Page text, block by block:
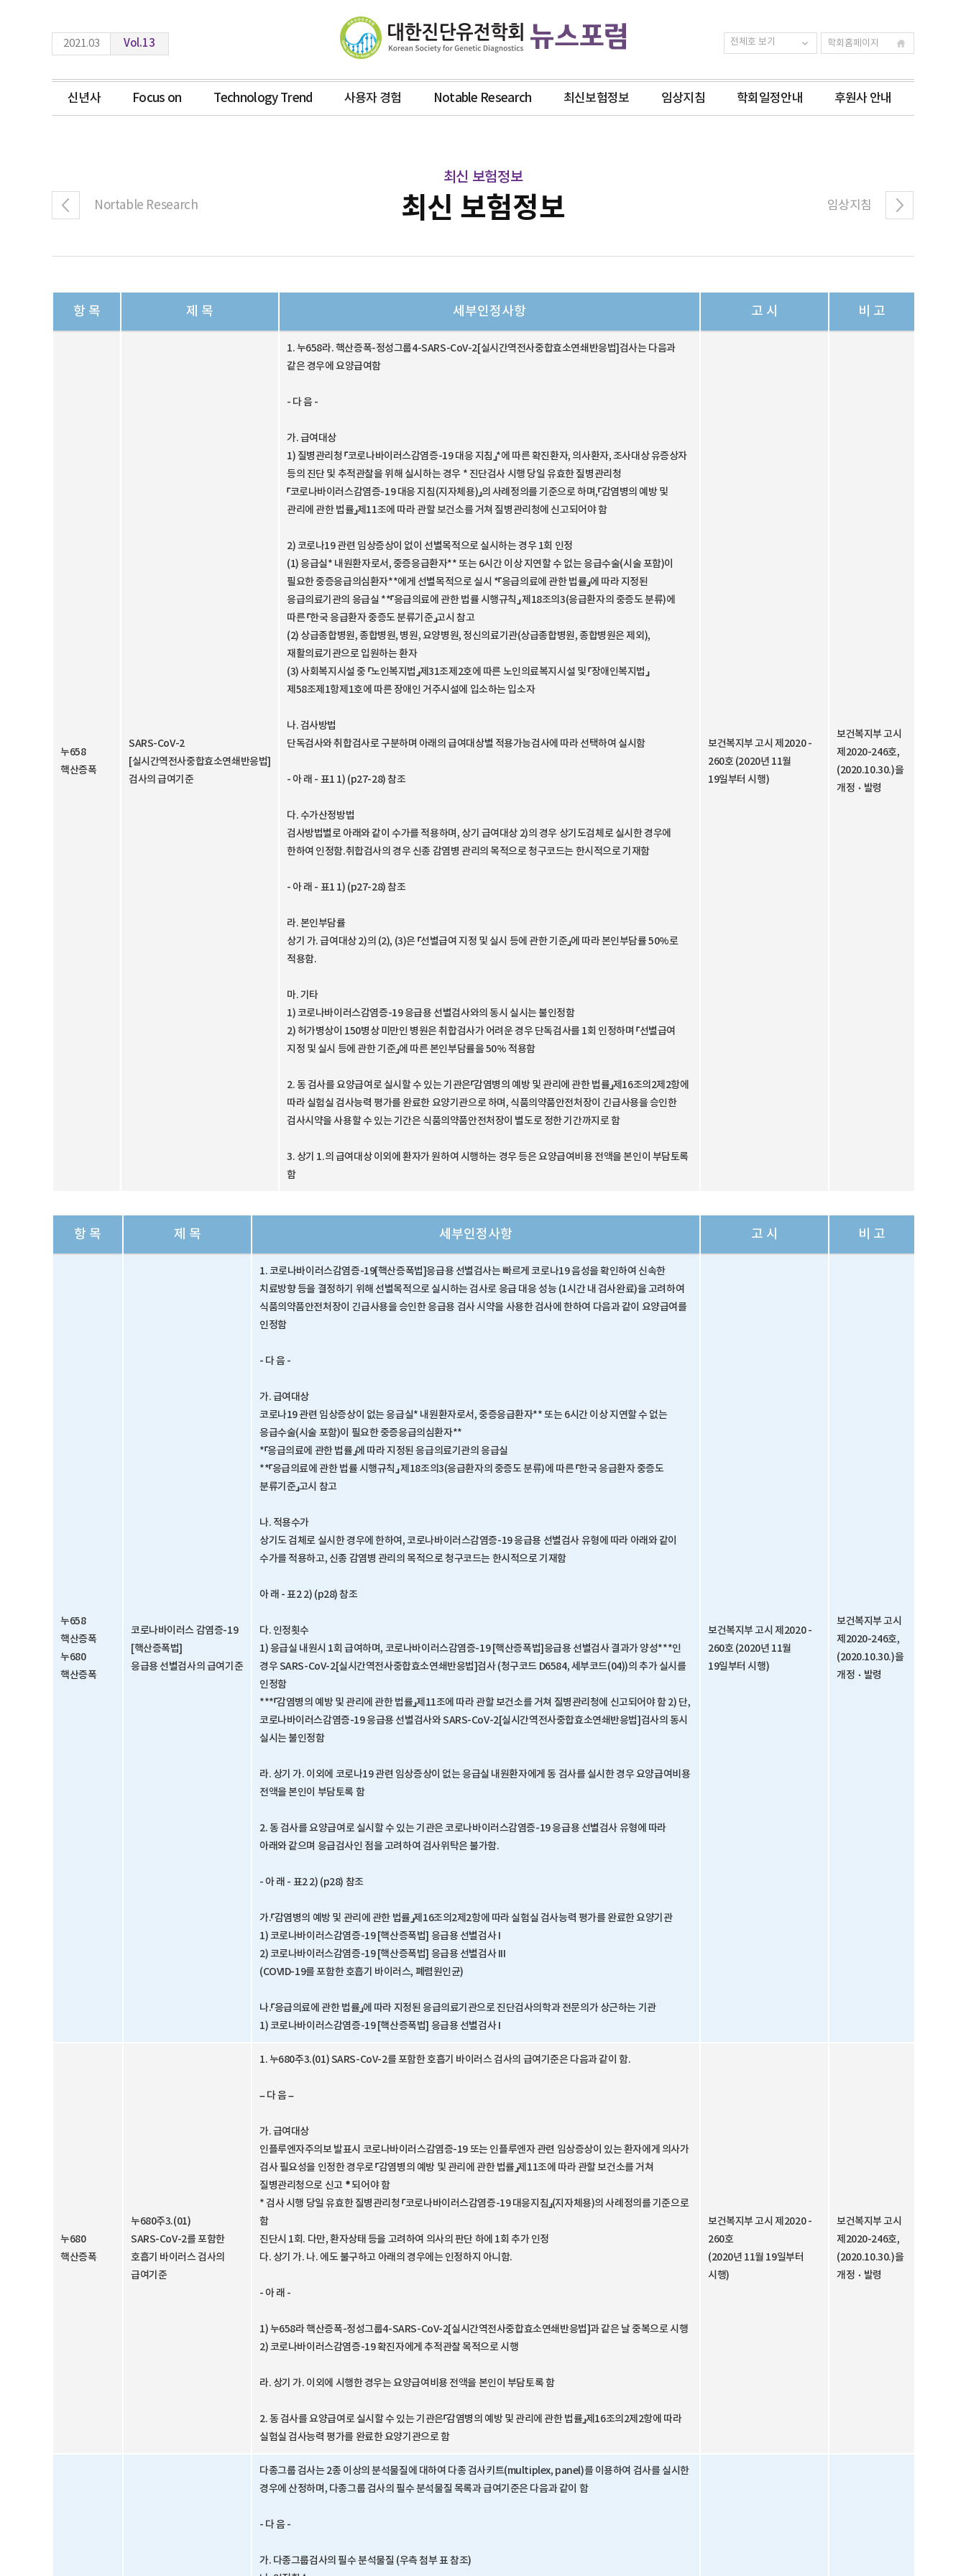
2021.03 Vol.13 전체호 보기 학회홈페이지
신년사 Focus on Technology Trend 사용자 경험 Notable Research 최신보험정보 임상지침 학회일정안내 후원사 안내
최신 보험정보
최신 보험정보
Nortable Research 임상지침
항 목 제 목 세부인정사항 고 시 비 고
누658
핵산증폭
SARS-CoV-2
[실시간역전사중합효소연쇄반응법]
검사의 급여기준
1. 누658라. 핵산증폭-정성그룹4-SARS-CoV-2[실시간역전사중합효소연쇄반응법]검사는 다음과
같은 경우에 요양급여함
- 다 음 -
가. 급여대상
1) 질병관리청 「코로나바이러스감염증-19 대응 지침」*에 따른 확진환자, 의사환자, 조사대상 유증상자
등의 진단 및 추적관찰을 위해 실시하는 경우 * 진단검사 시행 당일 유효한 질병관리청
「코로나바이러스감염증-19 대응 지침(지자체용)」의 사례정의를 기준으로 하며,「감염병의 예방 및
관리에 관한 법률」제11조에 따라 관할 보건소를 거쳐 질병관리청에 신고되어야 함
2) 코로나19 관련 임상증상이 없이 선별목적으로 실시하는 경우 1회 인정
(1) 응급실* 내원환자로서, 중증응급환자** 또는 6시간 이상 지연할 수 없는 응급수술(시술 포함)이
필요한 중증응급의심환자**에게 선별목적으로 실시 *「응급의료에 관한 법률」에 따라 지정된
응급의료기관의 응급실 **「응급의료에 관한 법률 시행규칙」 제18조의3(응급환자의 중증도 분류)에
따른 「한국 응급환자 중증도 분류기준」고시 참고
(2) 상급종합병원, 종합병원, 병원, 요양병원, 정신의료기관(상급종합병원, 종합병원은 제외),
재활의료기관으로 입원하는 환자
(3) 사회복지시설 중 「노인복지법」제31조제2호에 따른 노인의료복지시설 및 「장애인복지법」
제58조제1항제1호에 따른 장애인 거주시설에 입소하는 입소자
나. 검사방법
단독검사와 취합검사로 구분하며 아래의 급여대상별 적용가능검사에 따라 선택하여 실시함
- 아 래 - 표1 1) (p27-28) 참조
다. 수가산정방법
검사방법별로 아래와 같이 수가를 적용하며, 상기 급여대상 2)의 경우 상기도검체로 실시한 경우에
한하여 인정함.취합검사의 경우 신종 감염병 관리의 목적으로 청구코드는 한시적으로 기재함
- 아 래 - 표1 1) (p27-28) 참조
라. 본인부담률
상기 가. 급여대상 2)의 (2), (3)은 「선별급여 지정 및 실시 등에 관한 기준」에 따라 본인부담률 50%로
적용함.
마. 기타
1) 코로나바이러스감염증-19 응급용 선별검사와의 동시 실시는 불인정함
2) 허가병상이 150병상 미만인 병원은 취합검사가 어려운 경우 단독검사를 1회 인정하며 「선별급여
지정 및 실시 등에 관한 기준」에 따른 본인부담률을 50% 적용함
2. 동 검사를 요양급여로 실시할 수 있는 기관은「감염병의 예방 및 관리에 관한 법률」제16조의2제2항에
따라 실험실 검사능력 평가를 완료한 요양기관으로 하며, 식품의약품안전처장이 긴급사용을 승인한
검사시약을 사용할 수 있는 기간은 식품의약품안전처장이 별도로 정한 기간까지로 함
3. 상기 1.의 급여대상 이외에 환자가 원하여 시행하는 경우 등은 요양급여비용 전액을 본인이 부담토록
함
보건복지부 고시 제2020 -
260호 (2020년 11월
19일부터 시행)
보건복지부 고시
제2020-246호,
(2020.10.30.)을
개정ㆍ발령
항 목 제 목 세부인정사항 고 시 비 고
누658
핵산증폭
누680
핵산증폭
코로나바이러스 감염증-19
[핵산증폭법]
응급용 선별검사의 급여기준
1. 코로나바이러스감염증-19[핵산증폭법]응급용 선별검사는 빠르게 코로나19 음성을 확인하여 신속한
치료방향 등을 결정하기 위해 선별목적으로 실시하는 검사로 응급 대응 성능 (1시간 내 검사완료)을 고려하여
식품의약품안전처장이 긴급사용을 승인한 응급용 검사 시약을 사용한 검사에 한하여 다음과 같이 요양급여를
인정함
- 다 음 -
가. 급여대상
코로나19 관련 임상증상이 없는 응급실* 내원환자로서, 중증응급환자** 또는 6시간 이상 지연할 수 없는
응급수술(시술 포함)이 필요한 중증응급의심환자**
*「응급의료에 관한 법률」에 따라 지정된 응급의료기관의 응급실
**「응급의료에 관한 법률 시행규칙」 제18조의3(응급환자의 중증도 분류)에 따른 「한국 응급환자 중증도
분류기준」고시 참고
나. 적용수가
상기도 검체로 실시한 경우에 한하여, 코로나바이러스감염증-19 응급용 선별검사 유형에 따라 아래와 같이
수가를 적용하고, 신종 감염병 관리의 목적으로 청구코드는 한시적으로 기재함
아 래 - 표2 2) (p28) 참조
다. 인정횟수
1) 응급실 내원시 1회 급여하며, 코로나바이러스감염증-19 [핵산증폭법]응급용 선별검사 결과가 양성***인
경우 SARS-CoV-2[실시간역전사중합효소연쇄반응법]검사 (청구코드 D6584, 세부코드(04))의 추가 실시를
인정함
***「감염병의 예방 및 관리에 관한 법률」제11조에 따라 관할 보건소를 거쳐 질병관리청에 신고되어야 함 2) 단,
코로나바이러스감염증-19 응급용 선별검사와 SARS-CoV-2[실시간역전사중합효소연쇄반응법]검사의 동시
실시는 불인정함
라. 상기 가. 이외에 코로나19 관련 임상증상이 없는 응급실 내원환자에게 동 검사를 실시한 경우 요양급여비용
전액을 본인이 부담토록 함
2. 동 검사를 요양급여로 실시할 수 있는 기관은 코로나바이러스감염증-19 응급용 선별검사 유형에 따라
아래와 같으며 응급검사인 점을 고려하여 검사위탁은 불가함.
- 아 래 - 표2 2) (p28) 참조
가.「감염병의 예방 및 관리에 관한 법률」제16조의2제2항에 따라 실험실 검사능력 평가를 완료한 요양기관
1) 코로나바이러스감염증-19 [핵산증폭법] 응급용 선별검사 I
2) 코로나바이러스감염증-19 [핵산증폭법] 응급용 선별검사 III
(COVID-19를 포함한 호흡기 바이러스, 폐렴원인균)
나.「응급의료에 관한 법률」에 따라 지정된 응급의료기관으로 진단검사의학과 전문의가 상근하는 기관
1) 코로나바이러스감염증-19 [핵산증폭법] 응급용 선별검사 I
보건복지부 고시 제2020 -
260호 (2020년 11월
19일부터 시행)
보건복지부 고시
제2020-246호,
(2020.10.30.)을
개정ㆍ발령
누680
핵산증폭
누680주3.(01)
SARS-CoV-2를 포함한
호흡기 바이러스 검사의
급여기준
1. 누680주3.(01) SARS-CoV-2를 포함한 호흡기 바이러스 검사의 급여기준은 다음과 같이 함.
– 다 음 –
가. 급여대상
인플루엔자주의보 발표시 코로나바이러스감염증-19 또는 인플루엔자 관련 임상증상이 있는 환자에게 의사가
검사 필요성을 인정한 경우로 「감염병의 예방 및 관리에 관한 법률」제11조에 따라 관할 보건소를 거쳐
질병관리청으로 신고＊되어야 함
* 검사 시행 당일 유효한 질병관리청 「코로나바이러스감염증-19 대응지침」(지자체용)의 사례정의를 기준으로
함
진단시 1회. 다만, 환자상태 등을 고려하여 의사의 판단 하에 1회 추가 인정
다. 상기 가. 나. 에도 불구하고 아래의 경우에는 인정하지 아니함.
- 아 래 -
1) 누658라 핵산증폭-정성그룹4-SARS-CoV-2[실시간역전사중합효소연쇄반응법]과 같은 날 중복으로 시행
2) 코로나바이러스감염증-19 확진자에게 추적관찰 목적으로 시행
라. 상기 가. 이외에 시행한 경우는 요양급여비용 전액을 본인이 부담토록 함
2. 동 검사를 요양급여로 실시할 수 있는 기관은「감염병의 예방 및 관리에 관한 법률」제16조의2제2항에 따라
실험실 검사능력 평가를 완료한 요양기관으로 함
보건복지부 고시 제2020 -
260호
(2020년 11월 19일부터
시행)
보건복지부 고시
제2020-246호,
(2020.10.30.)을
개정ㆍ발령
다종그룹 검사는 2종 이상의 분석물질에 대하여 다종 검사키트(multiplex, panel)를 이용하여 검사를 실시한
경우에 산정하며, 다종그룹 검사의 필수 분석물질 목록과 급여기준은 다음과 같이 함
- 다 음 -
가. 다종그룹검사의 필수 분석물질 (우측 첨부 표 참조)